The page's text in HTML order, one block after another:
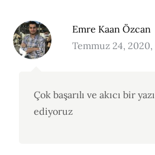
Emre Kaan Özcan
Temmuz 24, 2020,
Çok başarılı ve akıcı bir
ediyoruz